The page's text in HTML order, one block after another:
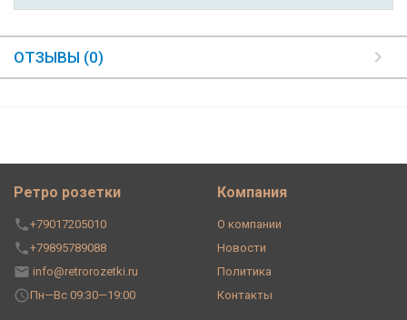
ОТЗЫВЫ (0)
Ретро розетки
+79017205010
+79895789088
info@retrorozetki.ru
Пн—Вс 09:30—19:00
Компания
О компании
Новости
Политика
Контакты